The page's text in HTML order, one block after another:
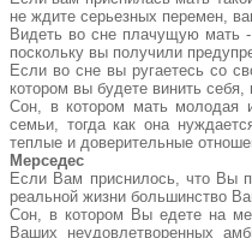
не ждите серьезных перемен,
Видеть во сне плачущую мать
поскольку вы получили
Если во сне вы ругаетесь со
котором вы будете винить
Сон, в котором мать молодая
семьи, тогда как она
теплые и доверительные
Мерседес
Если Вам приснилось, что Вы
реальной жизни большинство
Сон, в котором Вы едете на
Ваших неудовлетворенных